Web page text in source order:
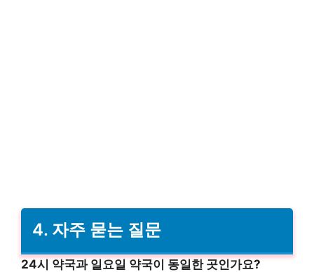
4. 자주 묻는 질문
24시 약국과 일요일 약국이 동일한 곳인가요?